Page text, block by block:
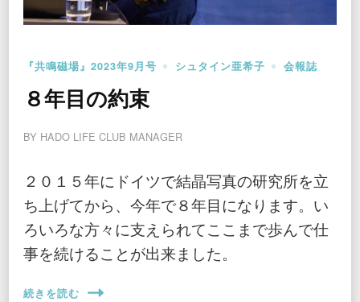
『共鳴磁場』2023年9月号 シュタイン亜希子 会報誌
８年目の約束
BY HADO LIFE CLUB MANAGER
２０１５年にドイツで結晶写真の研究所を立
ち上げてから、今年で８年目になります。い
ろいろな方々に支えられてここまで歩んで仕
事を続けることが出来ました。
続きを読む